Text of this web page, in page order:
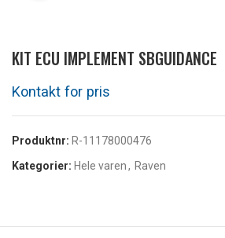
KIT ECU IMPLEMENT SBGUIDANCE
Produktnr: R-11178000476
Kategorier: Hele varen, Raven